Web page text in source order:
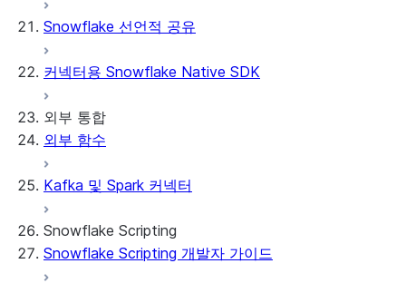
Snowflake
PrivateLink
Manage your app
Runtime environments
Migrations and upgrades
Identify your app type
Migrate from ROOT_LOCATION
기능
외부 액세스
Git 통합
제한 사항 및 라이브러리 변경 사항
Streamlit in Snowflake 문제 해결하기
Snowflake 선언적 공유
커넥터용 Snowflake Native SDK
외부 통합
외부 함수
Kafka 및 Spark 커넥터
Snowflake Scripting
Snowflake Scripting 개발자 가이드